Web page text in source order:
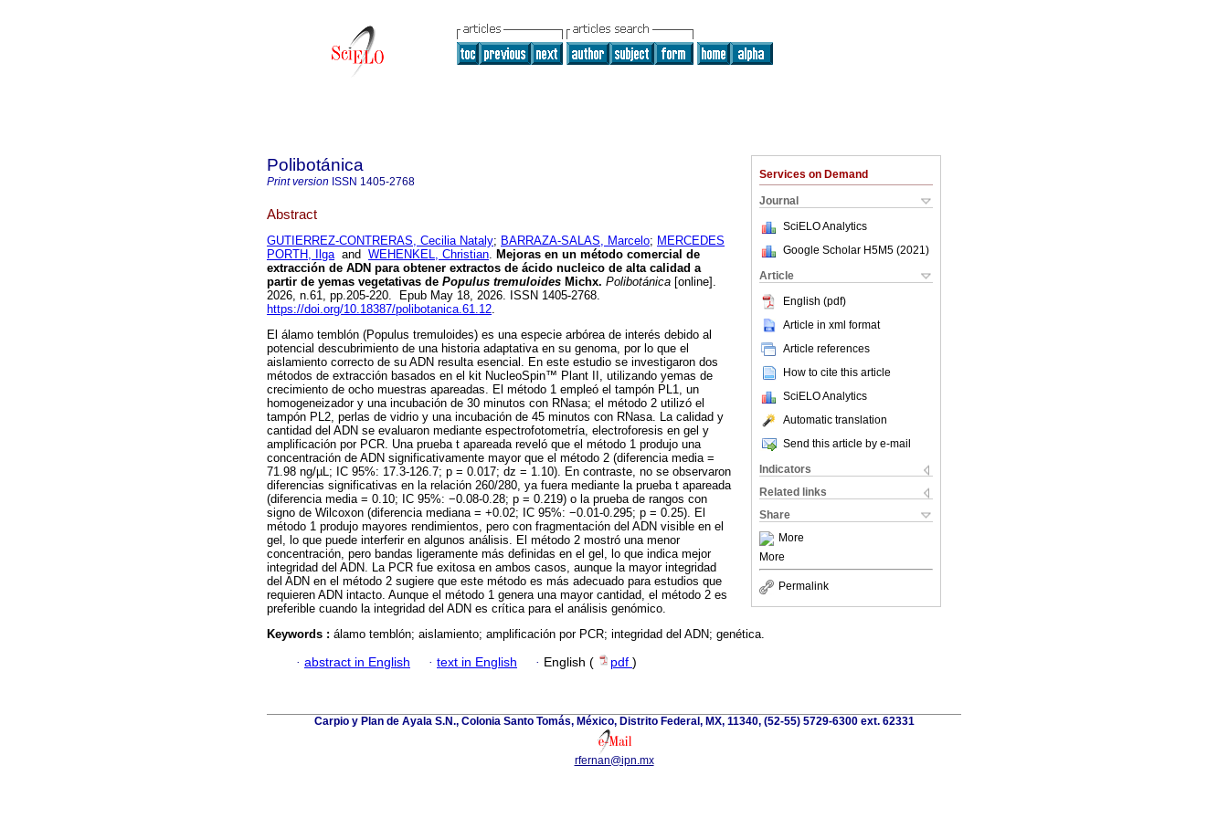
Services on Demand
Journal
SciELO Analytics
Google Scholar H5M5 (2021 )
Article
English (pdf)
Article in xml format
Article references
How to cite this article
SciELO Analytics
Automatic translation
Send this article by e-mail
Indicators
Related links
Share
More
More
Permalink
Polibotánica
Print version ISSN 1405-2768
Abstract
GUTIERREZ-CONTRERAS, Cecilia Nataly; BARRAZA-SALAS, Marcelo; MERCEDES
PORTH, Ilgaand WEHENKEL, Christian. Mejoras en un método comercial de
extracción de ADN para obtener extractos de ácido nucleico de alta calidad a
partir de yemas vegetativas de Populus tremuloides Michx. Polibotánica [online].
2026, n.61, pp.205-220. Epub May 18, 2026. ISSN 1405-2768.
https://doi.org/10.18387/polibotanica.61.12.
El álamo temblón (Populus tremuloides) es una especie arbórea de interés debido al
potencial descubrimiento de una historia adaptativa en su genoma, por lo que el
aislamiento correcto de su ADN resulta esencial. En este estudio se investigaron dos
métodos de extracción basados en el kit NucleoSpin™ Plant II, utilizando yemas de
crecimiento de ocho muestras apareadas. El método 1 empleó el tampón PL1, un
homogeneizador y una incubación de 30 minutos con RNasa; el método 2 utilizó el
tampón PL2, perlas de vidrio y una incubación de 45 minutos con RNasa. La calidad y
cantidad del ADN se evaluaron mediante espectrofotometría, electroforesis en gel y
amplificación por PCR. Una prueba t apareada reveló que el método 1 produjo una
concentración de ADN significativamente mayor que el método 2 (diferencia media =
71.98 ng/µL; IC 95%: 17.3-126.7; p = 0.017; dz = 1.10). En contraste, no se observaron
diferencias significativas en la relación 260/280, ya fuera mediante la prueba t apareada
(diferencia media = 0.10; IC 95%: −0.08-0.28; p = 0.219) o la prueba de rangos con
signo de Wilcoxon (diferencia mediana = +0.02; IC 95%: −0.01-0.295; p = 0.25). El
método 1 produjo mayores rendimientos, pero con fragmentación del ADN visible en el
gel, lo que puede interferir en algunos análisis. El método 2 mostró una menor
concentración, pero bandas ligeramente más definidas en el gel, lo que indica mejor
integridad del ADN. La PCR fue exitosa en ambos casos, aunque la mayor integridad
del ADN en el método 2 sugiere que este método es más adecuado para estudios que
requieren ADN intacto. Aunque el método 1 genera una mayor cantidad, el método 2 es
preferible cuando la integridad del ADN es crítica para el análisis genómico.
Keywords : álamo temblón; aislamiento; amplificación por PCR; integridad del ADN; genética.
· abstract in English · text in English · English ( pdf )
Carpio y Plan de Ayala S.N., Colonia Santo Tomás, México, Distrito Federal, MX, 11340, (52-55) 5729-6300 ext. 62331
rfernan@ipn.mx